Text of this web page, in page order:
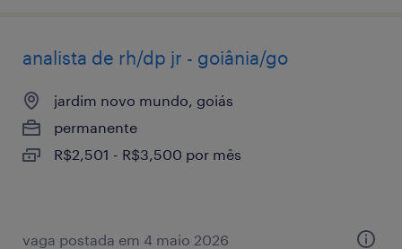
analista de rh/dp jr - goiânia/go
jardim novo mundo, goiás
permanente
R$2,501 - R$3,500 por mês
vaga postada em 4 maio 2026